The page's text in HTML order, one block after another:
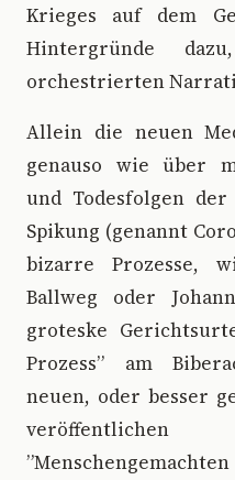
Krieges auf dem
Hintergründe
orchestrierten
Allein die neuen
genauso wie über
und Todesfolgen
Spikung (genannt
bizarre Prozesse,
Ballweg oder
groteske
Prozess” am
neuen, oder besser